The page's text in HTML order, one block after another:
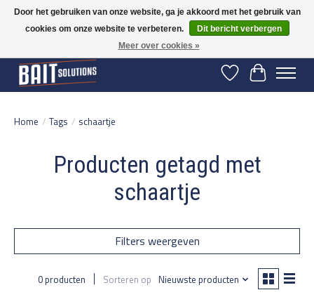
Gratis verzending vanaf 50 euro binnen NL | Op voorraad binnen 2-5 werkdagen
verzonden | België vanaf 70 euro gratis verzonden
Verlanglijst
Home / Tags / schaartje
Producten getagd met
schaartje
Filters weergeven
0 producten Sorteren op Nieuwste producten
Door het gebruiken van onze website, ga je akkoord met het gebruik van
cookies om onze website te verbeteren.
Dit bericht verbergen
Meer over cookies »